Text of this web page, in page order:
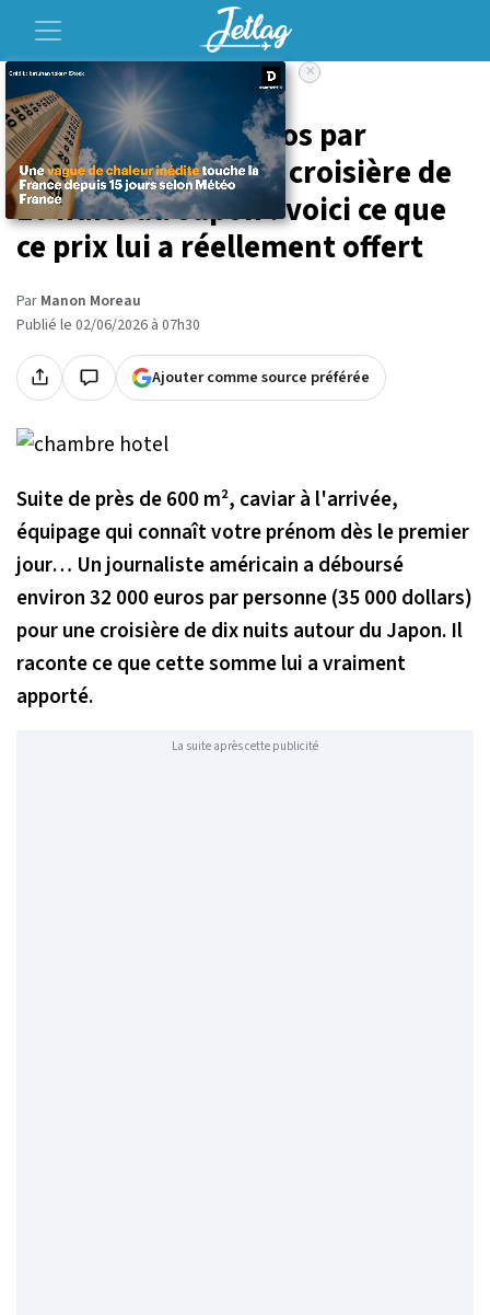
Accueil Voyage
Il a payé 32 000 euros par
personne pour une croisière de
10 nuits au Japon : voici ce que
ce prix lui a réellement offert
Par Manon Moreau
Publié le 02/06/2026 à 07h30
Ajouter comme source préférée
Suite de près de 600 m², caviar à l'arrivée,
équipage qui connaît votre prénom dès le premier
jour… Un journaliste américain a déboursé
environ 32 000 euros par personne (35 000 dollars)
pour une croisière de dix nuits autour du Japon. Il
raconte ce que cette somme lui a vraiment
apporté.
La suite après cette publicité
×